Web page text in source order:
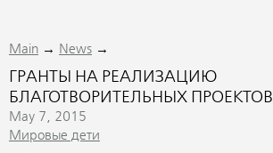
Main → News →
ГРАНТЫ НА РЕАЛИЗАЦИЮ
БЛАГОТВОРИТЕЛЬНЫХ ПРОЕКТОВ
May 7, 2015
Мировые дети